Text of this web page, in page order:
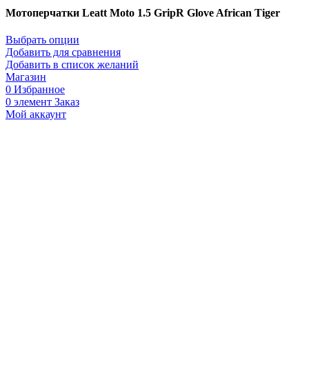
Мотоперчатки Leatt Moto 1.5 GripR Glove African Tiger
Выбрать опции
Добавить для сравнения
Добавить в список желаний
Магазин
0 Избранное
0 элемент Заказ
Мой аккаунт